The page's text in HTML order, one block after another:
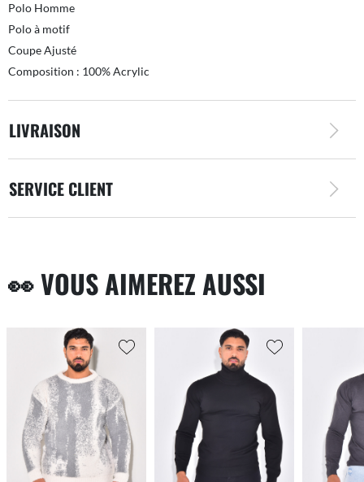
Polo Homme
Polo à motif
Coupe Ajusté
Composition : 100% Acrylic
LIVRAISON
SERVICE CLIENT
👀 VOUS AIMEREZ AUSSI